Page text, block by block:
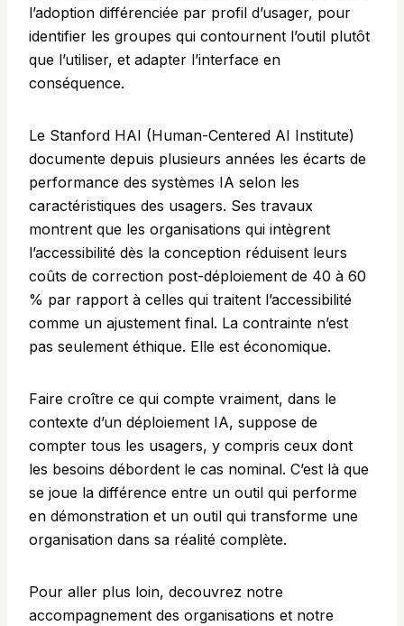
l’adoption différenciée par profil d’usager, pour
identifier les groupes qui contournent l’outil plutôt
que l’utiliser, et adapter l’interface en
conséquence.
Le Stanford HAI (Human-Centered AI Institute)
documente depuis plusieurs années les écarts de
performance des systèmes IA selon les
caractéristiques des usagers. Ses travaux
montrent que les organisations qui intègrent
l’accessibilité dès la conception réduisent leurs
coûts de correction post-déploiement de 40 à 60
% par rapport à celles qui traitent l’accessibilité
comme un ajustement final. La contrainte n’est
pas seulement éthique. Elle est économique.
Faire croître ce qui compte vraiment, dans le
contexte d’un déploiement IA, suppose de
compter tous les usagers, y compris ceux dont
les besoins débordent le cas nominal. C’est là que
se joue la différence entre un outil qui performe
en démonstration et un outil qui transforme une
organisation dans sa réalité complète.
Pour aller plus loin, decouvrez notre
accompagnement des organisations et notre